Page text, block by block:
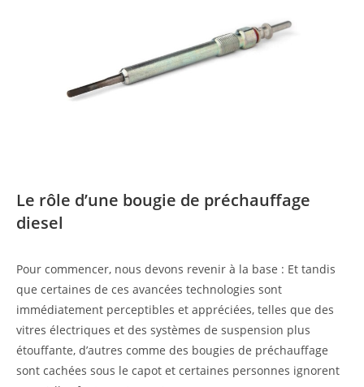
Le rôle d’une bougie de préchauffage
diesel
Pour commencer, nous devons revenir à la base : Et tandis
que certaines de ces avancées technologies sont
immédiatement perceptibles et appréciées, telles que des
vitres électriques et des systèmes de suspension plus
étouffante, d’autres comme des bougies de préchauffage
sont cachées sous le capot et certaines personnes ignorent